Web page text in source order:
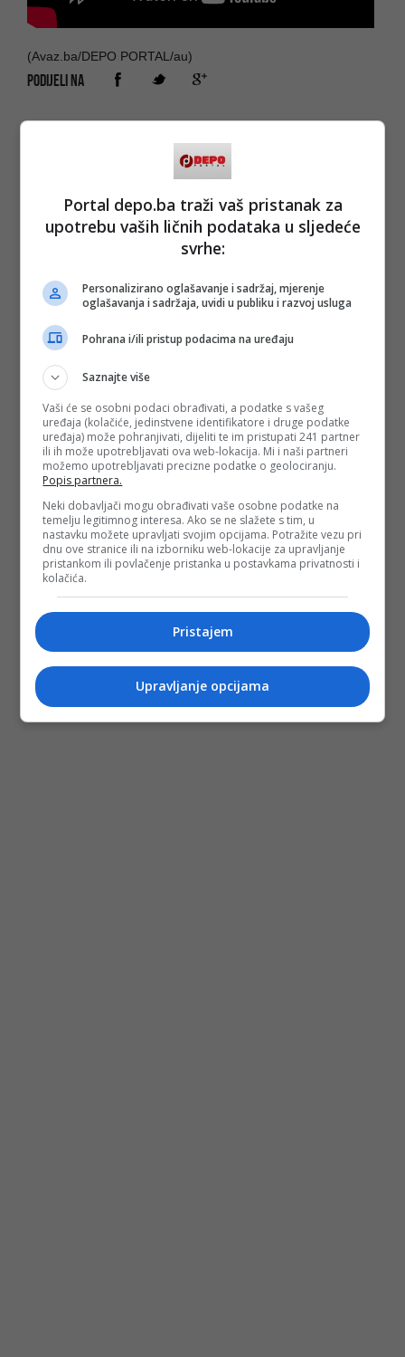
(Avaz.ba/DEPO PORTAL/au)
PODIJELI NA
Portal depo.ba traži vaš pristanak za
upotrebu vaših ličnih podataka u sljedeće
svrhe:
Personalizirano oglašavanje i sadržaj, mjerenje
oglašavanja i sadržaja, uvidi u publiku i razvoj usluga
Pohrana i/ili pristup podacima na uređaju
Saznajte više
Vaši će se osobni podaci obrađivati, a podatke s vašeg
uređaja (kolačiće, jedinstvene identifikatore i druge podatke
uređaja) može pohranjivati, dijeliti te im pristupati 241 partner
ili ih može upotrebljavati ova web-lokacija. Mi i naši partneri
možemo upotrebljavati precizne podatke o geolociranju.
Popis partnera.
Neki dobavljači mogu obrađivati vaše osobne podatke na
temelju legitimnog interesa. Ako se ne slažete s tim, u
nastavku možete upravljati svojim opcijama. Potražite vezu pri
dnu ove stranice ili na izborniku web-lokacije za upravljanje
pristankom ili povlačenje pristanka u postavkama privatnosti i
kolačića.
Pristajem
Upravljanje opcijama